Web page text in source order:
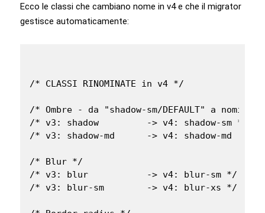
Ecco le classi che cambiano nome in v4 e che il migrator
gestisce automaticamente:
/* CLASSI RINOMINATE in v4 */
/* Ombre - da "shadow-sm/DEFAULT" a nomi
/* v3: shadow         -> v4: shadow-sm */
/* v3: shadow-md      -> v4: shadow-md
/* Blur */
/* v3: blur           -> v4: blur-sm */
/* v3: blur-sm        -> v4: blur-xs */